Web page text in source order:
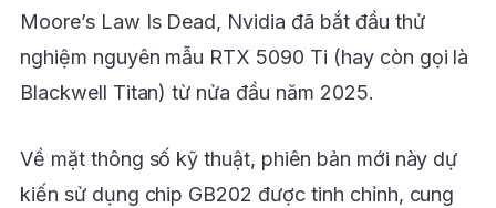
Moore’s Law Is Dead, Nvidia đã bắt đầu thử
nghiệm nguyên mẫu RTX 5090 Ti (hay còn gọi là
Blackwell Titan) từ nửa đầu năm 2025.
Về mặt thông số kỹ thuật, phiên bản mới này dự
kiến sử dụng chip GB202 được tinh chỉnh, cung